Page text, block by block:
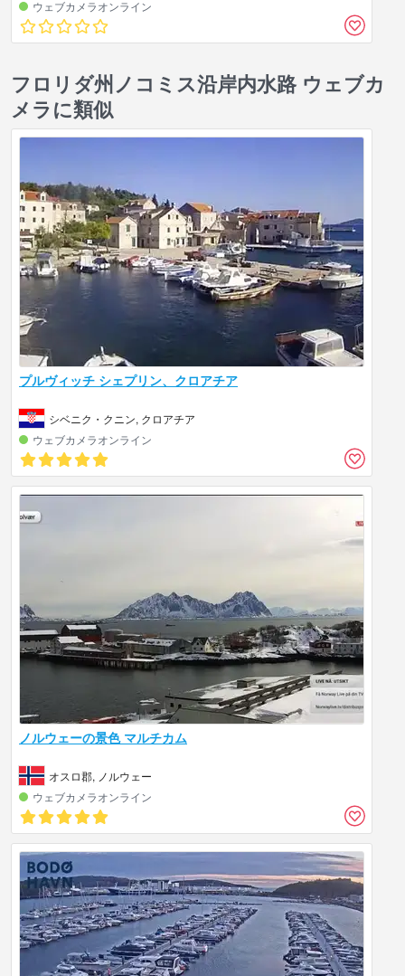
ウェブカメラオンライン
フロリダ州ノコミス沿岸内水路 ウェブカ
メラに類似
プルヴィッチ シェプリン、クロアチア
シベニク・クニン, クロアチア
ウェブカメラオンライン
ノルウェーの景色 マルチカム
オスロ郡, ノルウェー
ウェブカメラオンライン